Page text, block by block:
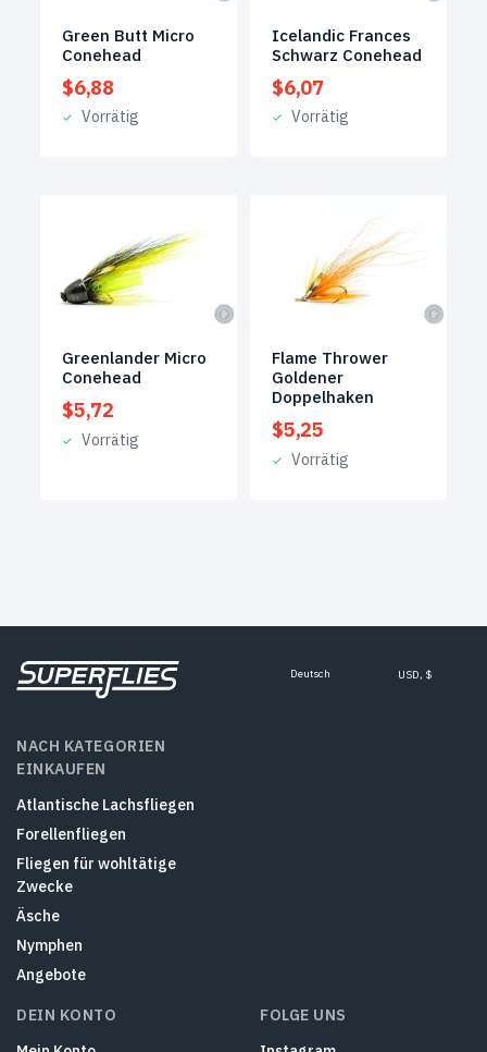
Green Butt Micro
Conehead
$6,88
Vorrätig
Icelandic Frances
Schwarz Conehead
$6,07
Vorrätig
Greenlander Micro
Conehead
$5,72
Vorrätig
Flame Thrower
Goldener
Doppelhaken
$5,25
Vorrätig
Deutsch USD, $
NACH KATEGORIEN
EINKAUFEN
Atlantische Lachsfliegen
Forellenfliegen
Fliegen für wohltätige
Zwecke
Äsche
Nymphen
Angebote
DEIN KONTO
FOLGE UNS